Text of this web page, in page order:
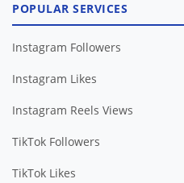
POPULAR SERVICES
Instagram Followers
Instagram Likes
Instagram Reels Views
TikTok Followers
TikTok Likes